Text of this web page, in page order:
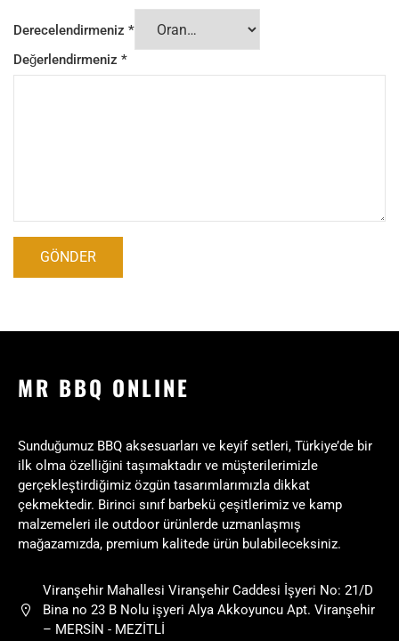
Derecelendirmeniz *
Değerlendirmeniz *
MR BBQ ONLINE
Sunduğumuz BBQ aksesuarları ve keyif setleri, Türkiye’de bir
ilk olma özelliğini taşımaktadır ve müşterilerimizle
gerçekleştirdiğimiz özgün tasarımlarımızla dikkat
çekmektedir. Birinci sınıf barbekü çeşitlerimiz ve kamp
malzemeleri ile outdoor ürünlerde uzmanlaşmış
mağazamızda, premium kalitede ürün bulabileceksiniz.
Viranşehir Mahallesi Viranşehir Caddesi İşyeri No: 21/D
Bina no 23 B Nolu işyeri Alya Akkoyuncu Apt. Viranşehir
– MERSİN - MEZİTLİ